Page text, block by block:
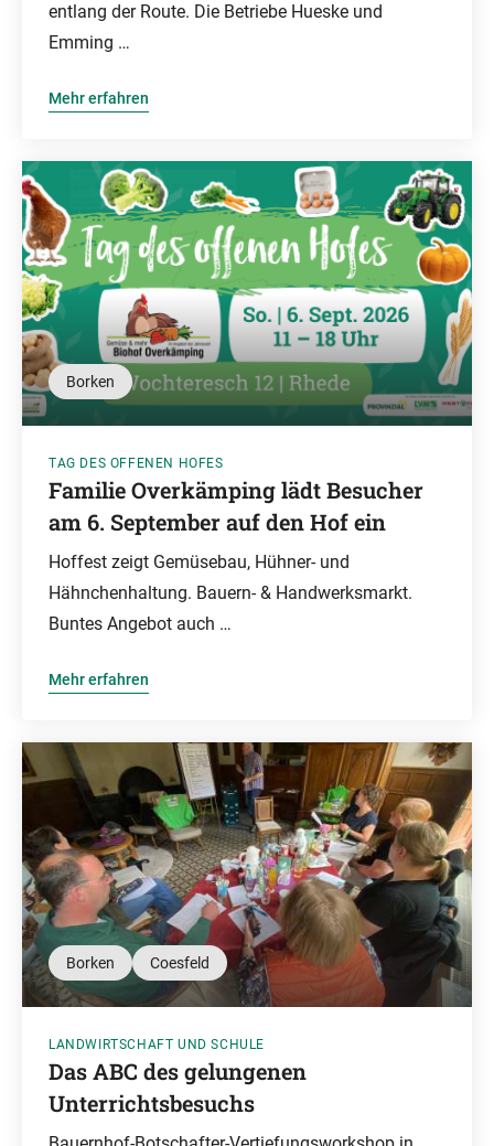
entlang der Route. Die Betriebe Hueske und
Emming …
Mehr erfahren
Borken
TAG DES OFFENEN HOFES
Familie Overkämping lädt Besucher
am 6. September auf den Hof ein
Hoffest zeigt Gemüsebau, Hühner- und
Hähnchenhaltung. Bauern- & Handwerksmarkt.
Buntes Angebot auch …
Mehr erfahren
Borken Coesfeld
LANDWIRTSCHAFT UND SCHULE
Das ABC des gelungenen
Unterrichtsbesuchs